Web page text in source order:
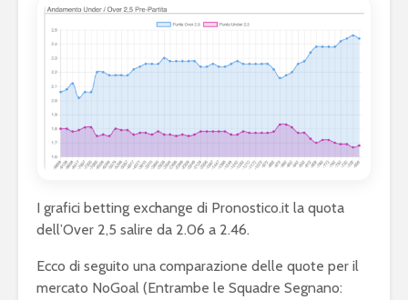
I grafici betting exchange di Pronostico.it la quota
dell’Over 2,5 salire da 2.06 a 2.46.
Ecco di seguito una comparazione delle quote per il
mercato NoGoal (Entrambe le Squadre Segnano: